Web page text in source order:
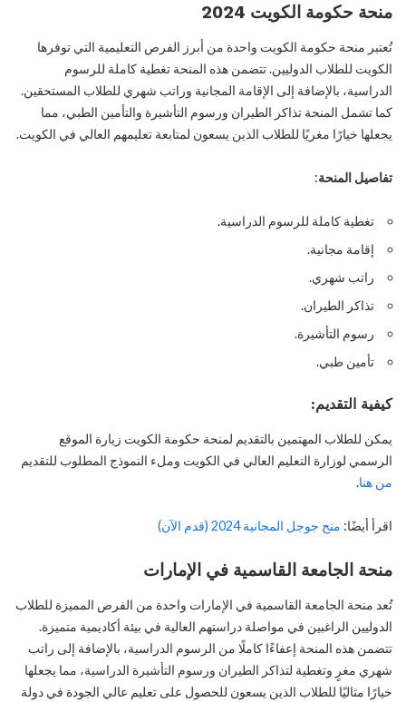
منحة حكومة الكويت 2024
تُعتبر منحة حكومة الكويت واحدة من أبرز الفرص التعليمية التي توفرها
الكويت للطلاب الدوليين. تتضمن هذه المنحة تغطية كاملة للرسوم
الدراسية، بالإضافة إلى الإقامة المجانية وراتب شهري للطلاب المستحقين.
كما تشمل المنحة تذاكر الطيران ورسوم التأشيرة والتأمين الطبي، مما
يجعلها خيارًا مغريًا للطلاب الذين يسعون لمتابعة تعليمهم العالي في الكويت.
تفاصيل المنحة:
تغطية كاملة للرسوم الدراسية.
إقامة مجانية.
راتب شهري.
تذاكر الطيران.
رسوم التأشيرة.
تأمين طبي.
كيفية التقديم:
يمكن للطلاب المهتمين بالتقديم لمنحة حكومة الكويت زيارة الموقع
الرسمي لوزارة التعليم العالي في الكويت وملء النموذج المطلوب للتقديم
من هنا.
اقرأ أيضًا: منح جوجل المجانية 2024 (قدم الآن)
منحة الجامعة القاسمية في الإمارات
تُعد منحة الجامعة القاسمية في الإمارات واحدة من الفرص المميزة للطلاب
الدوليين الراغبين في مواصلة دراستهم العالية في بيئة أكاديمية متميزة.
تتضمن هذه المنحة إعفاءًا كاملًا من الرسوم الدراسية، بالإضافة إلى راتب
شهري مغرٍ وتغطية لتذاكر الطيران ورسوم التأشيرة الدراسية، مما يجعلها
خيارًا مثاليًا للطلاب الذين يسعون للحصول على تعليم عالي الجودة في دولة